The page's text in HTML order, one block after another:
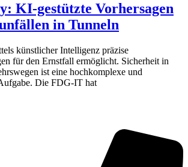
KI-gestützte Vorhersagen
in Tunneln
künstlicher Intelligenz präzise
für den Ernstfall ermöglicht. Sicherheit in
ist eine hochkomplexe und
Die FDG-IT hat